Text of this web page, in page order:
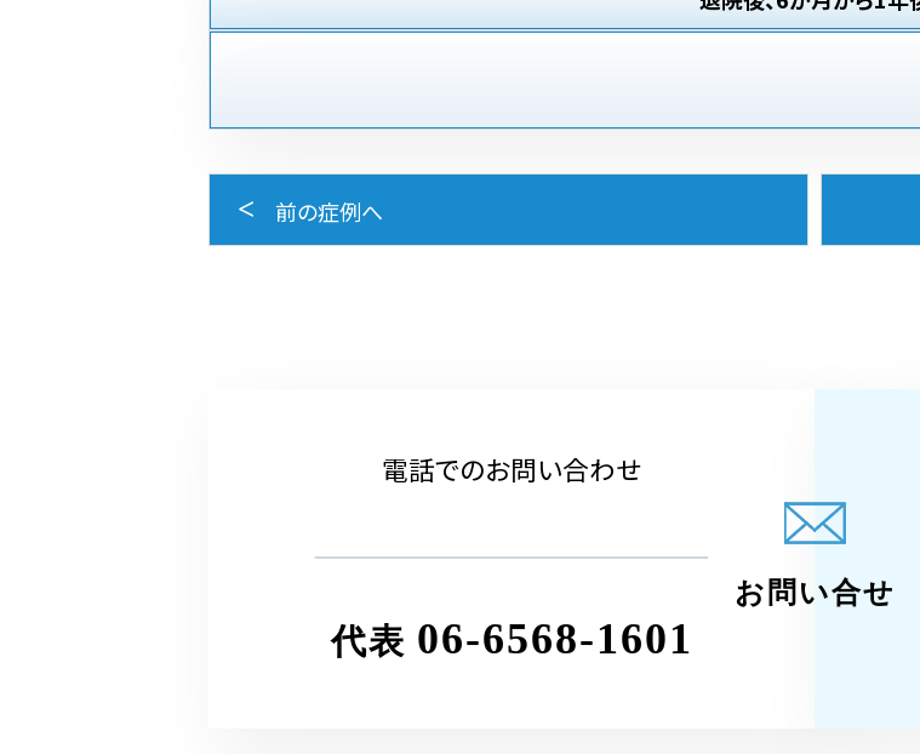
前の症例へ
電話でのお問い合わせ
代表 06-6568-1601
お問い合せ